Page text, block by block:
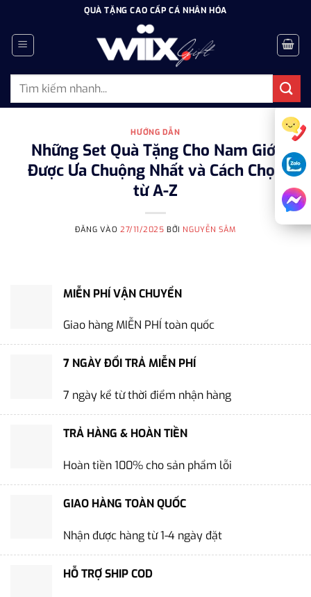
dung
QUÀ TẶNG CAO CẤP CÁ NHÂN HÓA
Tìm
HƯỚNG DẪN
Những Set Quà Tặng Cho Nam Giới
Được Ưa Chuộng Nhất và Cách Chọn
từ A-Z
ĐĂNG VÀO 27/11/2025 BỞI NGUYỄN SÂM
MIỄN PHÍ VẬN CHUYỂN
Giao hàng MIỄN PHÍ toàn quốc
7 NGÀY ĐỔI TRẢ MIỄN PHÍ
7 ngày kể từ thời điểm nhận hàng
TRẢ HÀNG & HOÀN TIỀN
Hoàn tiền 100% cho sản phẩm lỗi
GIAO HÀNG TOÀN QUỐC
Nhận được hàng từ 1-4 ngày đặt
HỖ TRỢ SHIP COD